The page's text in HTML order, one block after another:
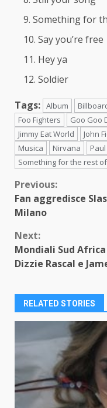
Something for
Say you’re free
Hey ya
Soldier
Tags: Album
Foo Fighters
Goo Goo
Jimmy Eat World
John
Musica
Nirvana
Something for the rest
Continue
Reading
Previous:
Fan aggredisce
Milano
Next:
Mondiali Sud
Dizzie Rascal e
RELATED STORIES